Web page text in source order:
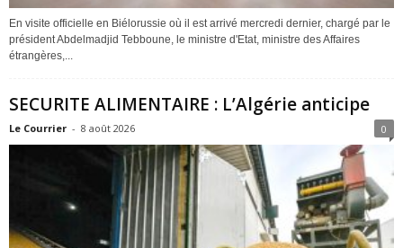
En visite officielle en Biélorussie où il est arrivé mercredi dernier, chargé par le
président Abdelmadjid Tebboune, le ministre d'Etat, ministre des Affaires
étrangères,...
SECURITE ALIMENTAIRE : L’Algérie anticipe
Le Courrier - 8 août 2026 0